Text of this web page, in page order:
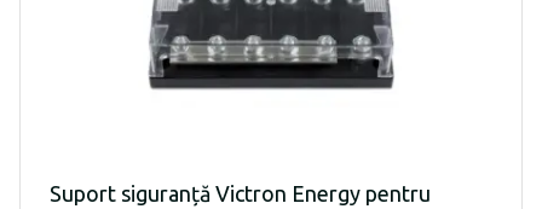
Suport siguranță Victron Energy pentru